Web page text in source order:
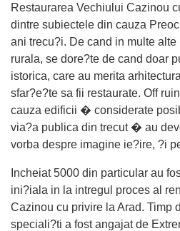
Restaurarea Vechiului Cazinou
dintre subiectele din cauza
ani trecu?i. De cand in multe
rurala, se dore?te de cand doar
istorica, care au merita
sfar?e?te sa fii restaurate. Off
cauza edificii � considerate
via?a publica din trecut � au
vorba despre imagine ie?ire, ?i
Incheiat 5000 din particular au
ini?iala in la intregul proces al
Cazinou cu privire la Arad. Timp
speciali?ti a fost angajat de